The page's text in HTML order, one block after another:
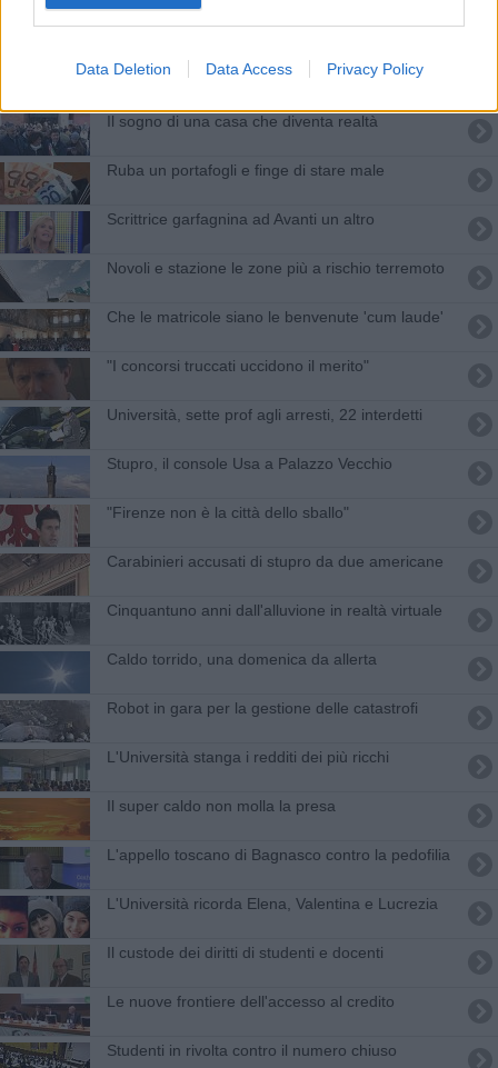
Data Deletion Data Access Privacy Policy
Peretola, l'università tira in ballo il Quirinale
Tra sfilate, libri e flash mob, no alla violenza
Il sogno di una casa che diventa realtà
Ruba un portafogli e finge di stare male
Scrittrice garfagnina ad Avanti un altro
Novoli e stazione le zone più a rischio terremoto
Che le matricole siano le benvenute 'cum laude'
"I concorsi truccati uccidono il merito"
Università, sette prof agli arresti, 22 interdetti
Stupro, il console Usa a Palazzo Vecchio
"Firenze non è la città dello sballo"
Carabinieri accusati di stupro da due americane
Cinquantuno anni dall'alluvione in realtà virtuale
Caldo torrido, una domenica da allerta
Robot in gara per la gestione delle catastrofi
L'Università stanga i redditi dei più ricchi
Il super caldo non molla la presa
L'appello toscano di Bagnasco contro la pedofilia
L'Università ricorda Elena, Valentina e Lucrezia
Il custode dei diritti di studenti e docenti
Le nuove frontiere dell'accesso al credito
Studenti in rivolta contro il numero chiuso